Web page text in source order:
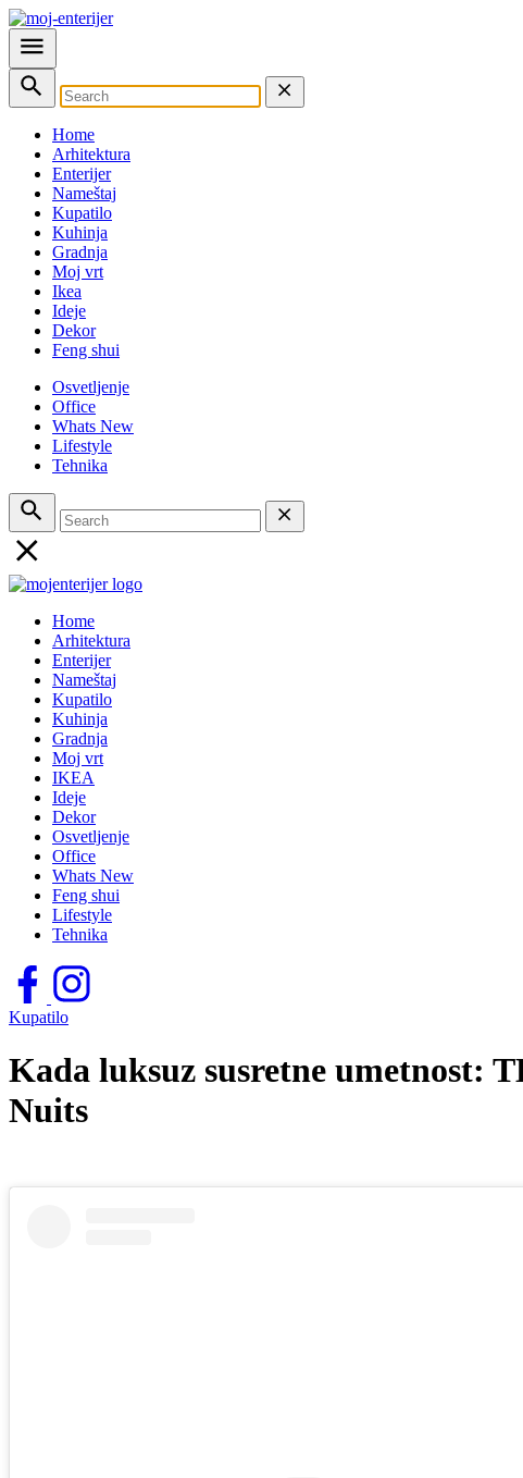
Home
Arhitektura
Enterijer
Nameštaj
Kupatilo
Kuhinja
Gradnja
Moj vrt
Ikea
Ideje
Dekor
Feng shui
Osvetljenje
Office
Whats New
Lifestyle
Tehnika
Home
Arhitektura
Enterijer
Nameštaj
Kupatilo
Kuhinja
Gradnja
Moj vrt
IKEA
Ideje
Dekor
Osvetljenje
Office
Whats New
Feng shui
Lifestyle
Tehnika
Kupatilo
Kada luksuz susretne umetnost:
Nuits